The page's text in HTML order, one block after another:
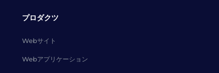
プロダクツ
Webサイト
Webアプリケーション